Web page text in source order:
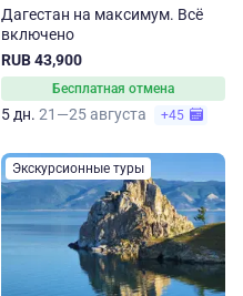
Дагестан на максимум. Вcё
включено
RUB 43,900
Бесплатная отмена
5 дн. 21—25 августа +45
Экскурсионные туры